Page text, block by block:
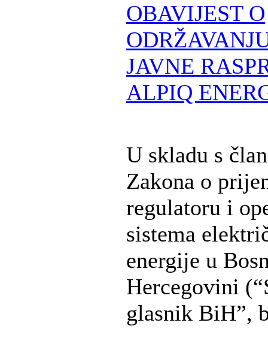
OBAVIJEST O
JAVNE
ALPIQ
U skladu s
Zakona o
regulatoru i
sistema
energije u
Hercegovini
glasnik BiH”,